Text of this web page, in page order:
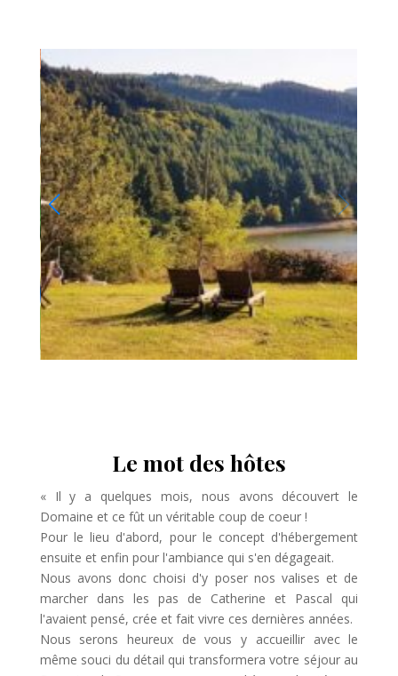
Le mot des hôtes
« Il y a quelques mois, nous avons découvert le
Domaine et ce fût un véritable coup de coeur !
Pour le lieu d'abord, pour le concept d'hébergement
ensuite et enfin pour l'ambiance qui s'en dégageait.
Nous avons donc choisi d'y poser nos valises et de
marcher dans les pas de Catherine et Pascal qui
l'avaient pensé, crée et fait vivre ces dernières années.
Nous serons heureux de vous y accueillir avec le
même souci du détail qui transformera votre séjour au